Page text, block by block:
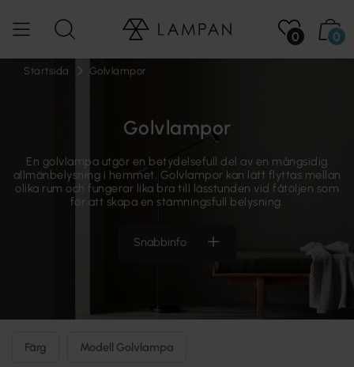
0 0
Startsida Golvlampor
Golvlampor
En golvlampa utgör en betydelsefull del av en mångsidig
allmänbelysning i hemmet. Golvlampor kan lätt flyttas mellan
olika rum och fungerar lika bra till lässtunden vid fåtöljen som
för att skapa en stämningsfull belysning.
Snabbinfo
Färg Modell Golvlampa